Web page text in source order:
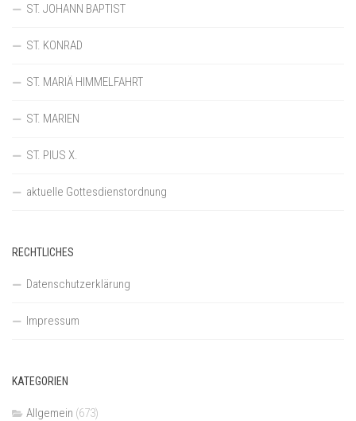
ST. JOHANN BAPTIST
ST. KONRAD
ST. MARIÄ HIMMELFAHRT
ST. MARIEN
ST. PIUS X.
aktuelle Gottesdienstordnung
RECHTLICHES
Datenschutzerklärung
Impressum
KATEGORIEN
Allgemein (673)